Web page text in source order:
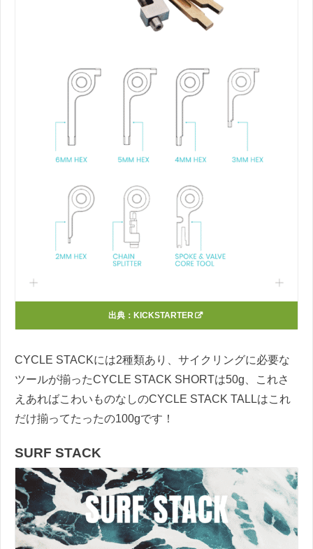
出典： KICKSTARTER
CYCLE STACKには2種類あり、サイクリングに必要な
ツールが揃ったCYCLE STACK SHORTは50g、これさ
えあればこわいものなしのCYCLE STACK TALLはこれ
だけ揃ってたったの100gです！
SURF STACK